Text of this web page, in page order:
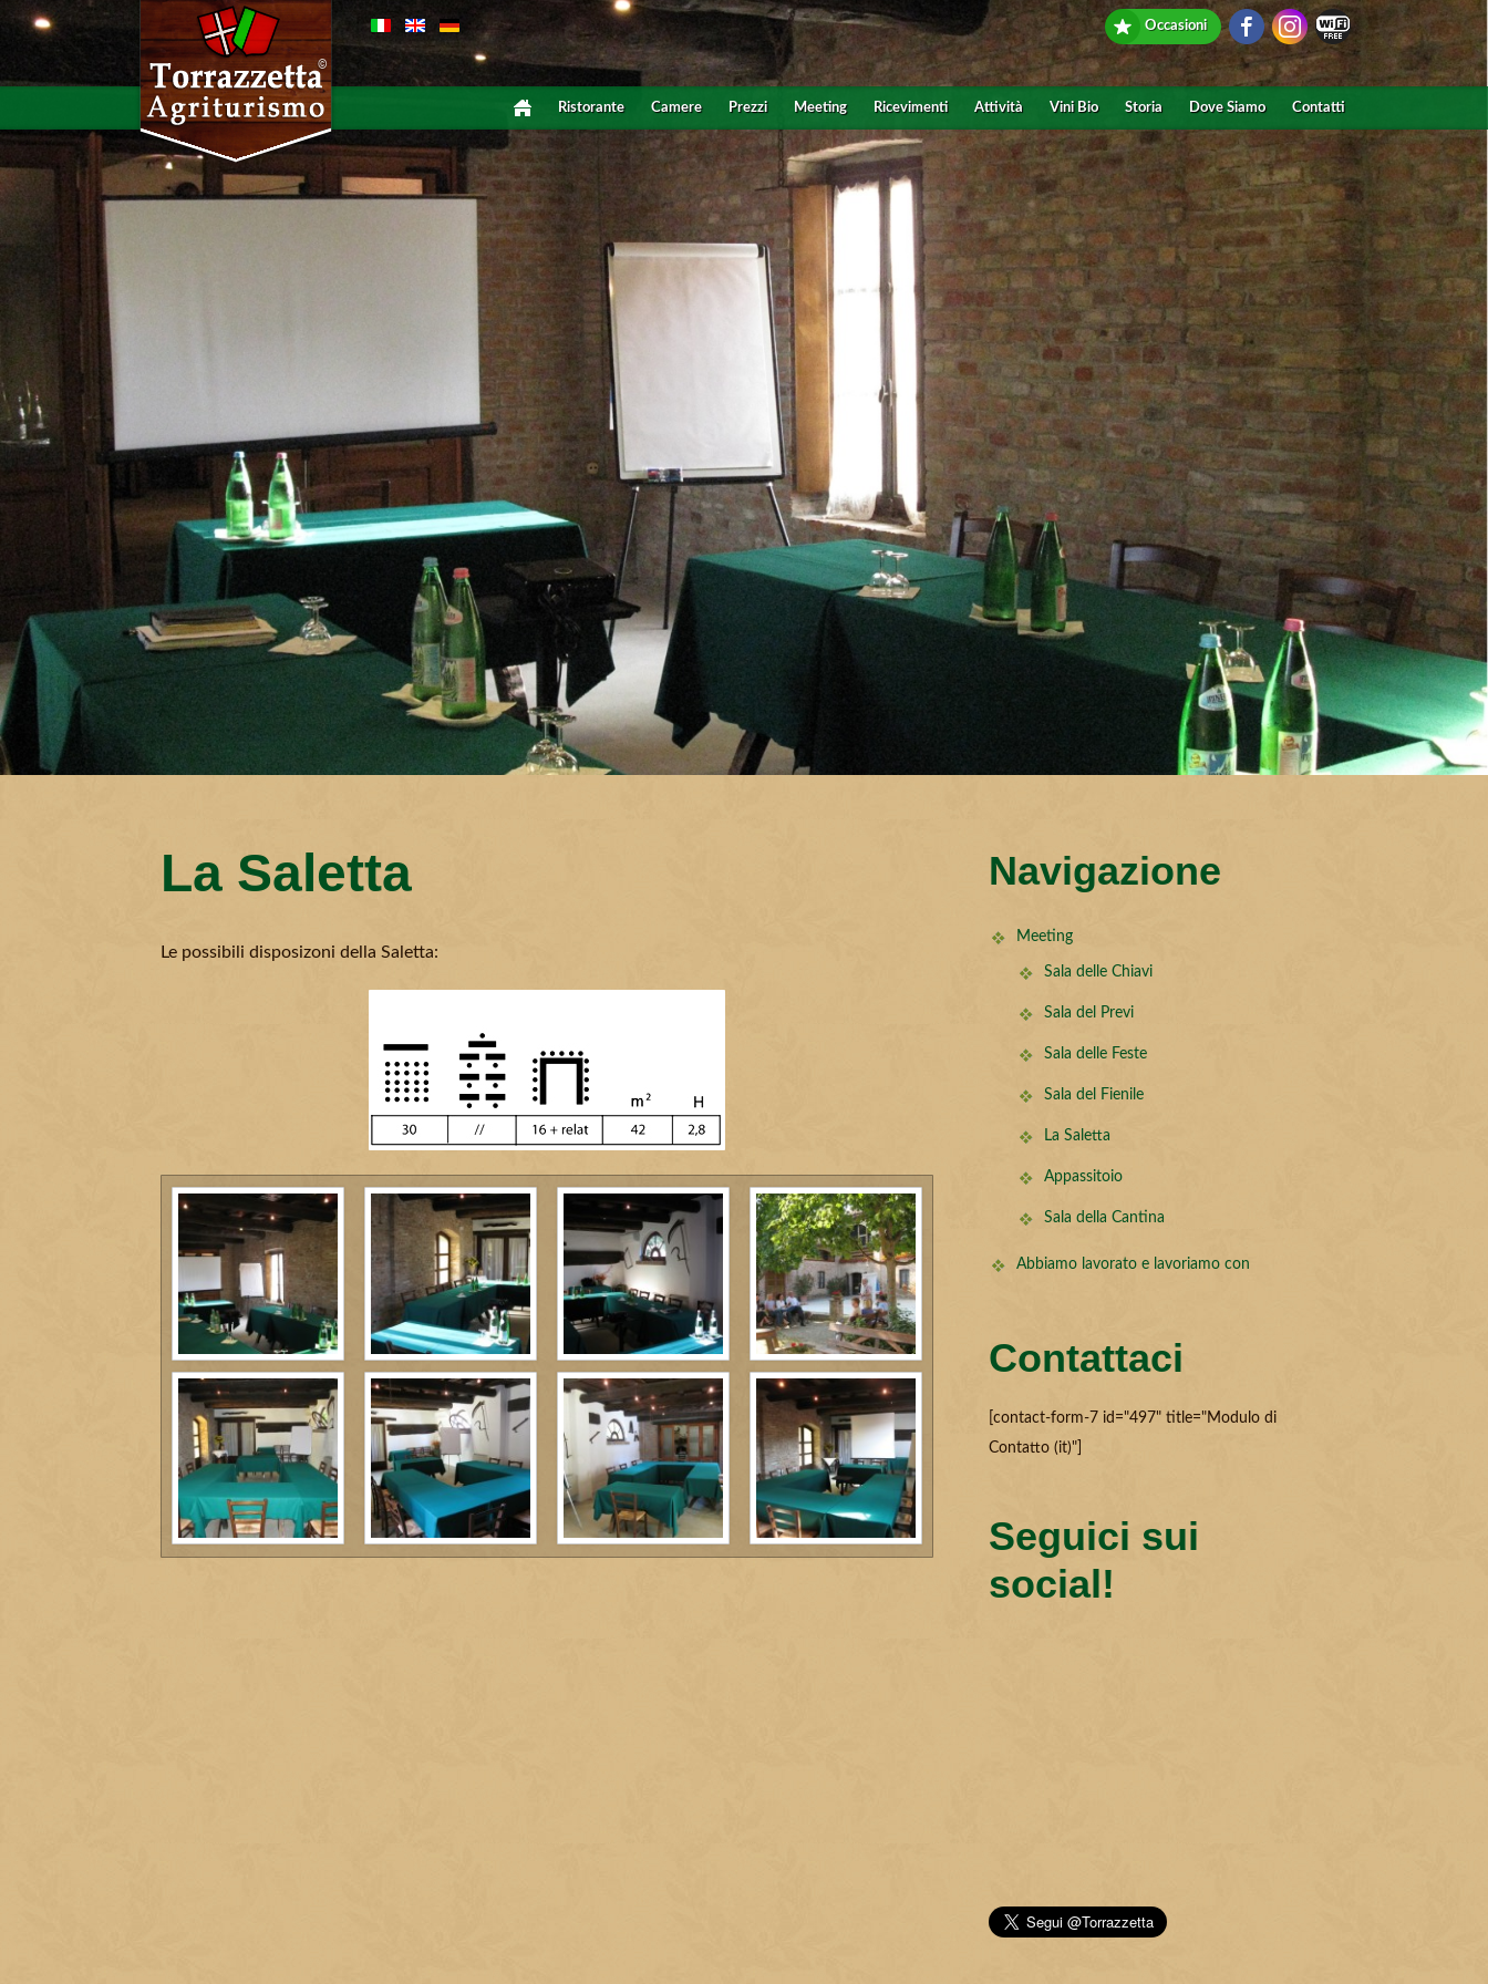
Occasioni
Ristorante Camere Prezzi Meeting Ricevimenti Attività Vini Bio Storia Dove Siamo Contatti
La Saletta
Le possibili disposizoni della Saletta:
Navigazione
Meeting
Sala delle Chiavi
Sala del Previ
Sala delle Feste
Sala del Fienile
La Saletta
Appassitoio
Sala della Cantina
Abbiamo lavorato e lavoriamo con
Contattaci
[contact-form-7 id="497" title="Modulo di
Contatto (it)"]
Seguici sui
social!